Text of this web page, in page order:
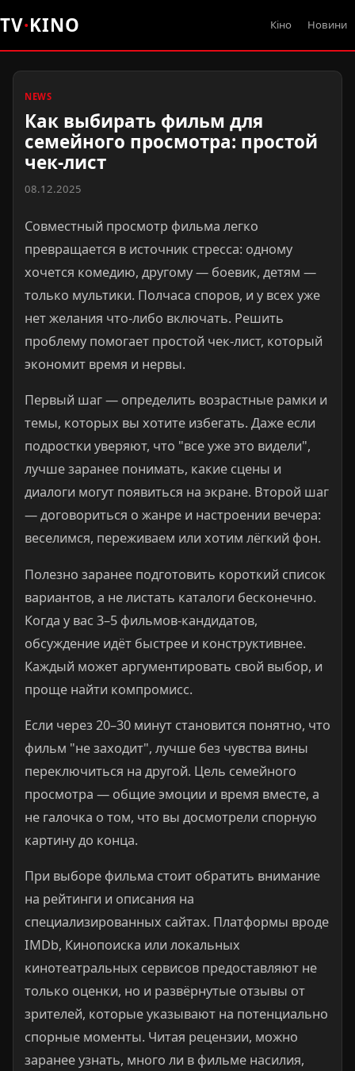
TV·KINO Кіно Новини
NEWS
Как выбирать фильм для
семейного просмотра: простой
чек-лист
08.12.2025
Совместный просмотр фильма легко
превращается в источник стресса: одному
хочется комедию, другому — боевик, детям —
только мультики. Полчаса споров, и у всех уже
нет желания что-либо включать. Решить
проблему помогает простой чек-лист, который
экономит время и нервы.
Первый шаг — определить возрастные рамки и
темы, которых вы хотите избегать. Даже если
подростки уверяют, что "все уже это видели",
лучше заранее понимать, какие сцены и
диалоги могут появиться на экране. Второй шаг
— договориться о жанре и настроении вечера:
веселимся, переживаем или хотим лёгкий фон.
Полезно заранее подготовить короткий список
вариантов, а не листать каталоги бесконечно.
Когда у вас 3–5 фильмов-кандидатов,
обсуждение идёт быстрее и конструктивнее.
Каждый может аргументировать свой выбор, и
проще найти компромисс.
Если через 20–30 минут становится понятно, что
фильм "не заходит", лучше без чувства вины
переключиться на другой. Цель семейного
просмотра — общие эмоции и время вместе, а
не галочка о том, что вы досмотрели спорную
картину до конца.
При выборе фильма стоит обратить внимание
на рейтинги и описания на
специализированных сайтах. Платформы вроде
IMDb, Кинопоиска или локальных
кинотеатральных сервисов предоставляют не
только оценки, но и развёрнутые отзывы от
зрителей, которые указывают на потенциально
спорные моменты. Читая рецензии, можно
заранее узнать, много ли в фильме насилия,